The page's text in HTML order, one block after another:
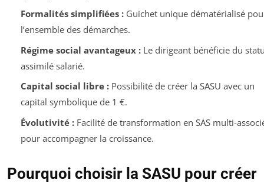
Formalités simplifiées :Guichet unique dématérialisé
l’ensemble des démarches.
Régime social avantageux :Le dirigeant bénéficie du
assimilé salarié.
Capital social libre :Possibilité de créer la SASU avec un
capital symbolique de 1 €.
Évolutivité :Facilité de transformation en SAS multi-
pour accompagner la croissance.
Pourquoi choisir la SASU pour créer